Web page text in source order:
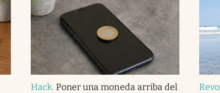
Hack. Poner una moneda arriba del